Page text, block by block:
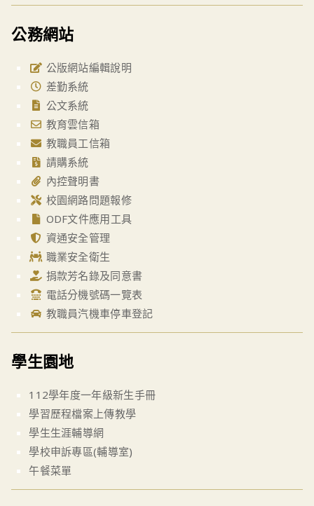
公務網站
公版網站編輯說明
差勤系統
公文系統
教育雲信箱
教職員工信箱
請購系統
內控聲明書
校園網路問題報修
ODF文件應用工具
資通安全管理
職業安全衛生
捐款芳名錄及同意書
電話分機號碼一覽表
教職員汽機車停車登記
學生園地
112學年度一年級新生手冊
學習歷程檔案上傳教學
學生生涯輔導網
學校申訴專區(輔導室)
午餐菜單